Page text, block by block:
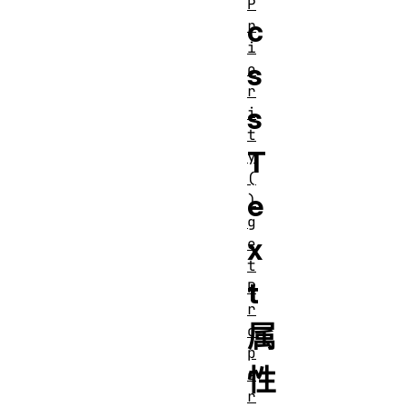
c
s
s
T
e
x
t
属
性
r
i
o
r
i
t
y
(
)
g
e
t
P
r
o
p
e
r